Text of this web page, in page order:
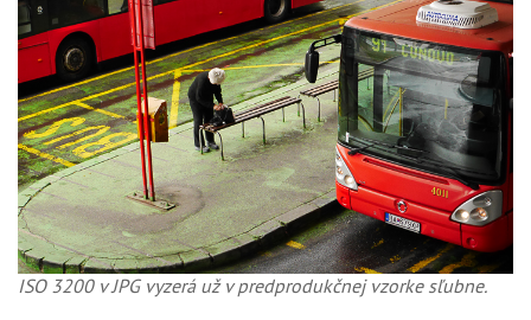
ISO 3200 v JPG vyzerá už v predprodukčnej vzorke sľubne.